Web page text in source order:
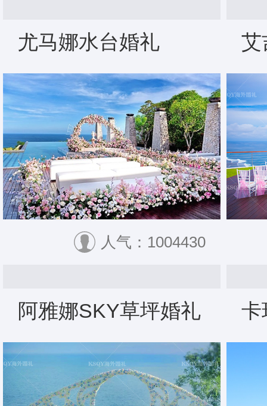
尤马娜水台婚礼
人气：1004430
艾
阿雅娜SKY草坪婚礼 卡